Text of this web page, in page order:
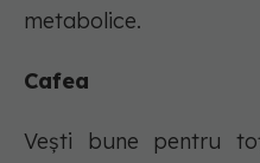
metabolice.
Cafea
Vești bune pentru